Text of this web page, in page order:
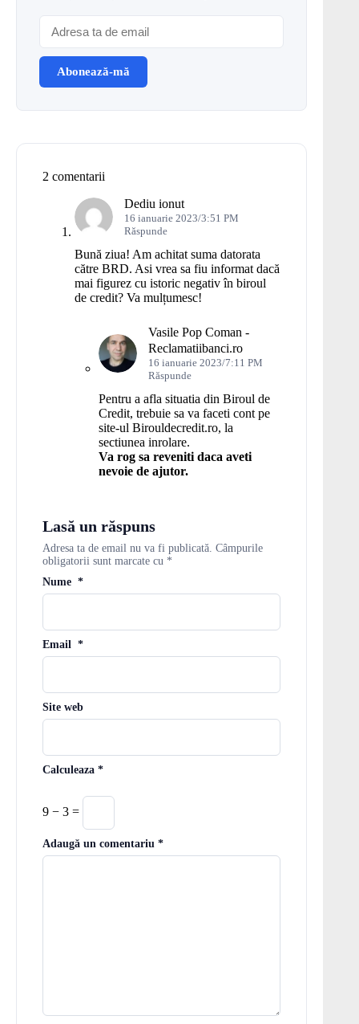
2 comentarii
Dediu ionut
16 ianuarie 2023/3:51 PM
Răspunde
Bună ziua! Am achitat suma datorata
către BRD. Asi vrea sa fiu informat dacă
mai figurez cu istoric negativ în biroul
de credit? Va mulțumesc!
Vasile Pop Coman -
Reclamatiibanci.ro
16 ianuarie 2023/7:11 PM
Răspunde
Pentru a afla situatia din Biroul de
Credit, trebuie sa va faceti cont pe
site-ul Birouldecredit.ro, la
sectiunea inrolare.
Va rog sa reveniti daca aveti
nevoie de ajutor.
Lasă un răspuns
Adresa ta de email nu va fi publicată. Câmpurile
obligatorii sunt marcate cu *
Nume *
Email *
Site web
Calculeaza *
9 − 3 =
Adaugă un comentariu *